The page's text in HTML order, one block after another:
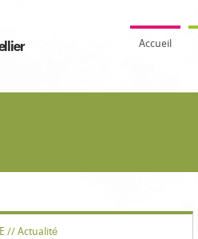
Accueil
// Actualité